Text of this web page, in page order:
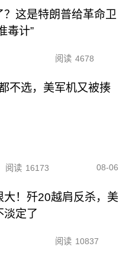
？这是特朗普给革命卫
毒计”
阅读 4678
不选，美军机又被揍
阅读 16173 08-06
大！歼20越肩反杀，美
淡定了
阅读 10837